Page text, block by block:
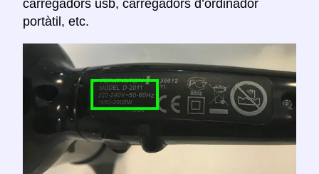
carregadors usb, carregadors d’ordinador
portàtil, etc.